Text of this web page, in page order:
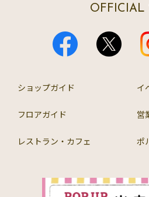
OFFICIAL
ショップガイド イ
フロアガイド 営
レストラン・カフェ ポ